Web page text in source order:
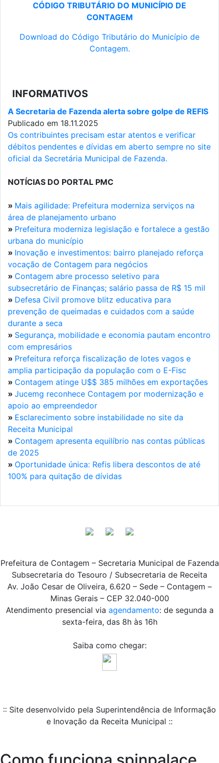
CÓDIGO TRIBUTÁRIO DO MUNICÍPIO DE
CONTAGEM
Download do Código Tributário do Município de
Contagem.
INFORMATIVOS
A Secretaria de Fazenda alerta sobre golpe de REFIS
Publicado em 18.11.2025
Os contribuintes precisam estar atentos e verificar
débitos pendentes e dívidas em aberto sempre no site
oficial da Secretária Municipal de Fazenda.
NOTÍCIAS DO PORTAL PMC
» Mais agilidade: Prefeitura moderniza serviços na
área de planejamento urbano
» Prefeitura moderniza legislação e fortalece a gestão
urbana do município
» Inovação e investimentos: bairro planejado reforça
vocação de Contagem para negócios
» Contagem abre processo seletivo para
subsecretário de Finanças; salário passa de R$ 15 mil
» Defesa Civil promove blitz educativa para
prevenção de queimadas e cuidados com a saúde
durante a seca
» Segurança, mobilidade e economia pautam encontro
com empresários
» Prefeitura reforça fiscalização de lotes vagos e
amplia participação da população com o E-Fisc
» Contagem atinge U$$ 385 milhões em exportações
» Jucemg reconhece Contagem por modernização e
apoio ao empreendedor
» Esclarecimento sobre instabilidade no site da
Receita Municipal
» Contagem apresenta equilíbrio nas contas públicas
de 2025
» Oportunidade única: Refis libera descontos de até
100% para quitação de dívidas
Prefeitura de Contagem – Secretaria Municipal de Fazenda
Subsecretaria do Tesouro / Subsecretaria de Receita
Av. João Cesar de Oliveira, 6.620 – Sede – Contagem –
Minas Gerais – CEP 32.040-000
Atendimento presencial via agendamento: de segunda a
sexta-feira, das 8h às 16h
Saiba como chegar:
:: Site desenvolvido pela Superintendência de Informação
e Inovação da Receita Municipal ::